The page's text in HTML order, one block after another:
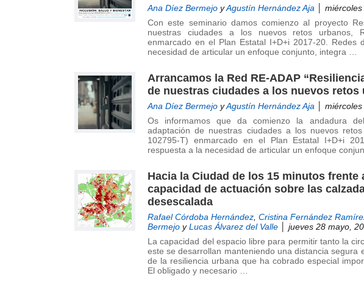
ciudades
urbanos
del Grupo
de
Investigación
en
Sostenibilidad
(GIAU+S)
de
la
Ana Díez Bermejo yAgustín Hernández Aja │
Con este seminario damos comienzo al proyecto
nuestras ciudades a los nuevos retos urbanos,
enmarcado en el Plan Estatal I+D+i 2017-20. Redes
necesidad de articular un enfoque conjunto, integra …
Arrancamos la Red RE-ADAP
de nuestras ciudades a los nuevos retos
Ana Díez Bermejo yAgustín Hernández Aja │
Os informamos que da comienzo la andadura
adaptación de nuestras ciudades a los nuevos
102795-T) enmarcado en el Plan Estatal I+D+i
respuesta a la necesidad de articular un enfoque
Hacia la Ciudad de los 15 minutos frente
capacidad de actuación sobre las
desescalada
Rafael Córdoba Hernández, Cristina Fernández
Bermejo y Lucas Álvarez del Valle │ jueves 28 mayo,
La capacidad del espacio libre para permitir tanto la
este se desarrollan manteniendo una distancia segura
de la resiliencia urbana que ha cobrado especial
El obligado y necesario …